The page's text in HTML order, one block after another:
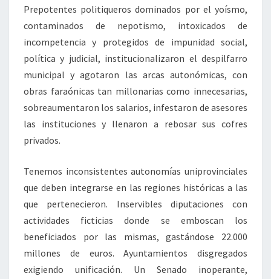
Prepotentes politiqueros dominados por el yoísmo,
contaminados de nepotismo, intoxicados de
incompetencia y protegidos de impunidad social,
política y judicial, institucionalizaron el despilfarro
municipal y agotaron las arcas autonómicas, con
obras faraónicas tan millonarias como innecesarias,
sobreaumentaron los salarios, infestaron de asesores
las instituciones y llenaron a rebosar sus cofres
privados.
Tenemos inconsistentes autonomías uniprovinciales
que deben integrarse en las regiones históricas a las
que pertenecieron. Inservibles diputaciones con
actividades ficticias donde se emboscan los
beneficiados por las mismas, gastándose 22.000
millones de euros. Ayuntamientos disgregados
exigiendo unificación. Un Senado inoperante,